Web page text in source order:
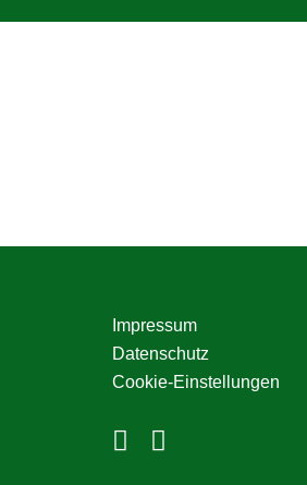
Seitenspalte
Impressum
Datenschutz
Cookie-Einstellungen